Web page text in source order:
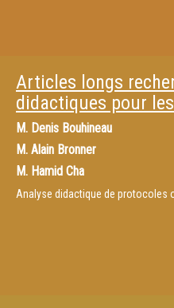
Articles longs
didactiques pour
M. Denis Bouhineau
M. Alain Bronner
M. Hamid Cha
Analyse didactique de protocoles